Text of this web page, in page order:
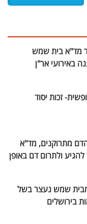
מד"א בית שמש
באירועי אר"ן
זכות יסוד
מתרוקנים, מד"א
להגיע ולתרום דם באופן
בן 15 מבית שמש נעצר בשל
בירושלים